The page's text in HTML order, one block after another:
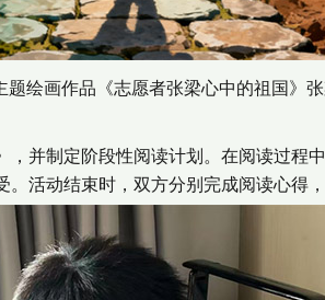
画作品《志愿者张梁心中的祖国》张
制定阶段性阅读计划。在阅读过程中
活动结束时，双方分别完成阅读心得